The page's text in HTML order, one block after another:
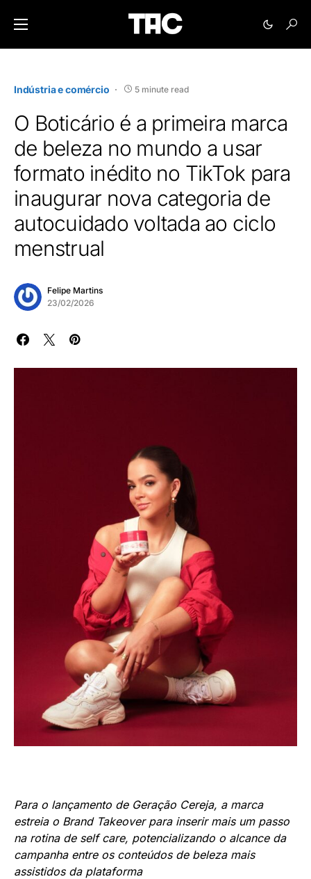
Indústria e comércio 5 minute read
O Boticário é a primeira marca
de beleza no mundo a usar
formato inédito no TikTok para
inaugurar nova categoria de
autocuidado voltada ao ciclo
menstrual
Felipe Martins
23/02/2026
Para o lançamento de Geração Cereja, a marca
estreia o Brand Takeover para inserir mais um passo
na rotina de self care, potencializando o alcance da
campanha entre os conteúdos de beleza mais
assistidos da plataforma